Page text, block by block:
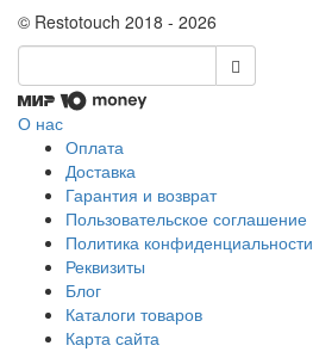
© Restotouch 2018 - 2026
О нас
Оплата
Доставка
Гарантия и возврат
Пользовательское соглашение
Политика конфиденциальности
Реквизиты
Блог
Каталоги товаров
Карта сайта